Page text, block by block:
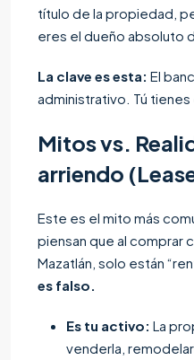
título de la propiedad,
eres el dueño absoluto
La clave es esta: El
administrativo. Tú tienes
Mitos vs.
arriendo
Este es el mito más
piensan que al comprar
Mazatlán, solo están
es falso.
Es tu activo: La
venderla,